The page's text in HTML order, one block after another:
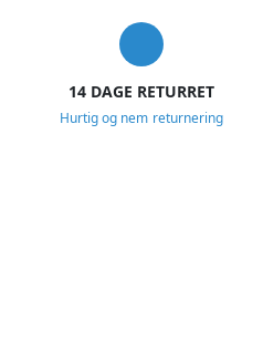
14 DAGE RETURRET
Hurtig og nem returnering